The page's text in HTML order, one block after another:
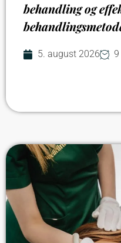
behandling og
5. august 2026 9